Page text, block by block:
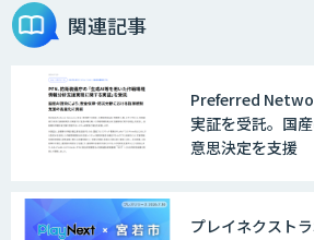
関連記事
Preferred
実証を受託。国
意思決定を支援
プレイネクスト